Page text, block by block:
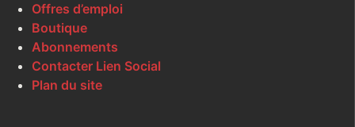
Offres d’emploi
Boutique
Abonnements
Contacter Lien Social
Plan du site